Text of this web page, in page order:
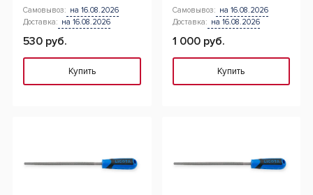
Самовывоз: на 16.08.2026
Доставка: на 16.08.2026
530 руб.
Купить
Самовывоз: на 16.08.2026
Доставка: на 16.08.2026
1 000 руб.
Купить